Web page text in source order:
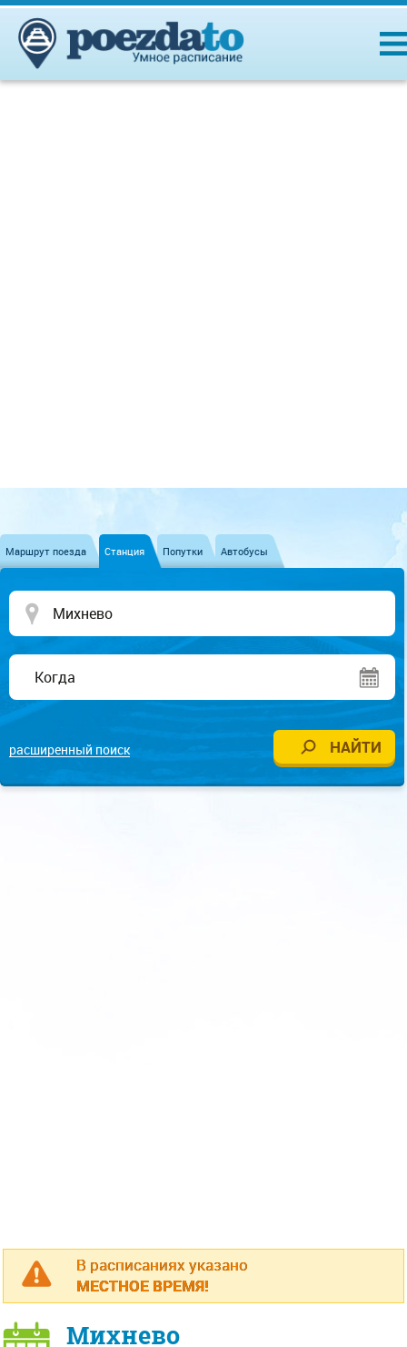
Маршрут поезда Станция Попутки Автобусы
расширенный поиск
В расписаниях указано
МЕСТНОЕ ВРЕМЯ!
Михнево